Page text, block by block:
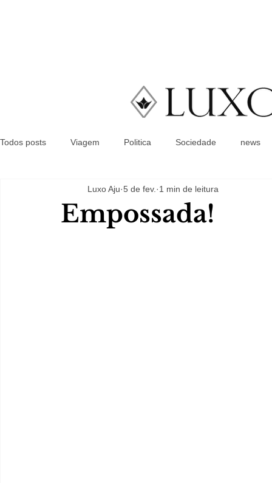
Todos posts Viagem Politica Sociedade news
Empossada!
Luxo Aju 5 de fev. 1 min de leitura